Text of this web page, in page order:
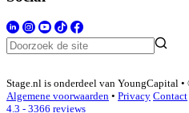
Stage.nl is onderdeel van YoungCapital
Algemene voorwaarden • Privacy Contact
4.3 - 3366 reviews